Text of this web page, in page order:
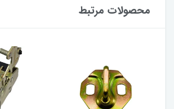
محصولات مرتبط